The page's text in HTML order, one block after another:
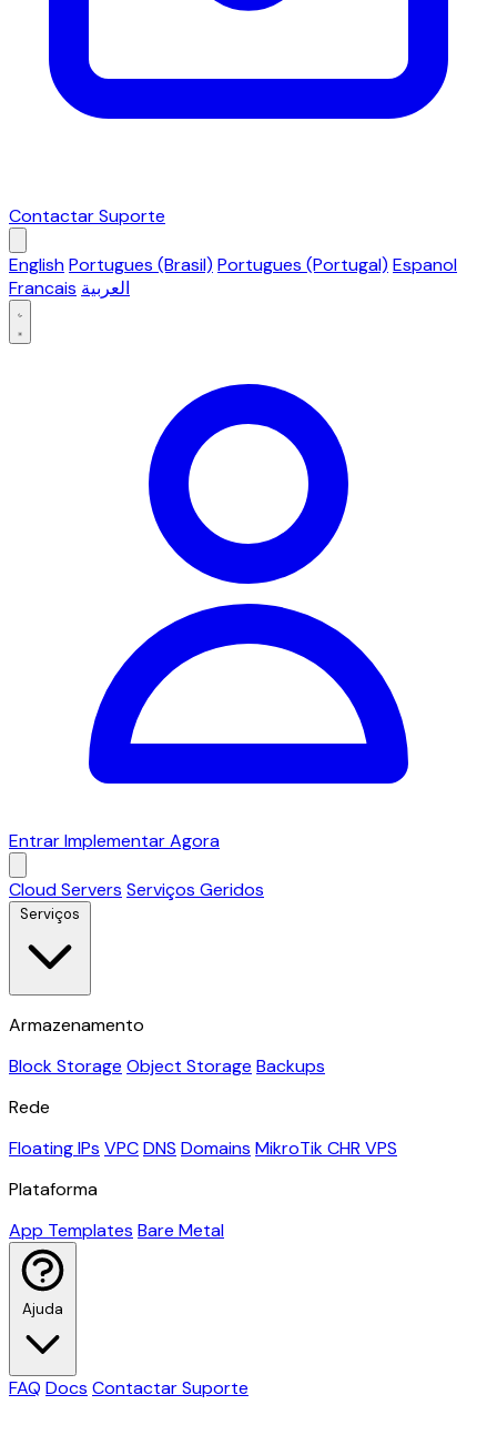
Contactar Suporte
EnglishPortugues (Brasil) Portugues (Portugal) Espanol
Francais العربية
EntrarImplementar Agora
Cloud Servers Serviços Geridos
Serviços
Armazenamento
Block Storage Object Storage Backups
Rede
Floating IPs VPCDNS Domains MikroTik CHR VPS
Plataforma
App Templates Bare Metal
Ajuda
FAQ Docs Contactar Suporte